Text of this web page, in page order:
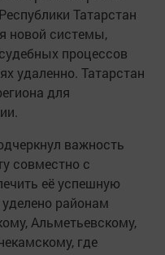
Татарстан
новой системы,
процессов
удаленно. Татарстан
для
важность
совместно с
её успешную
районам
Альметьевскому,
где